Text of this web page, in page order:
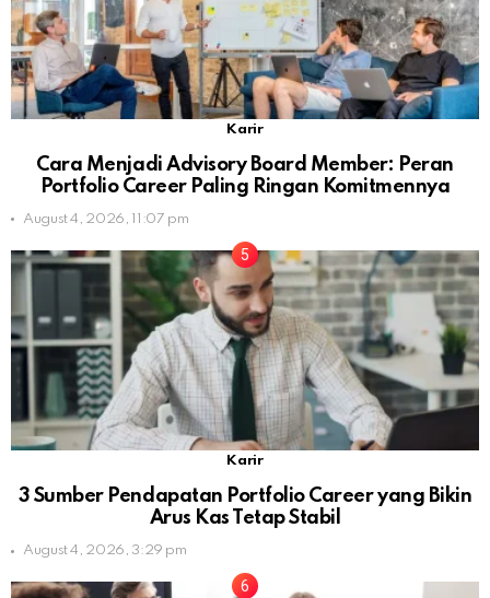
Karir
Cara Menjadi Advisory Board Member: Peran
Portfolio Career Paling Ringan Komitmennya
August 4, 2026, 11:07 pm
Karir
3 Sumber Pendapatan Portfolio Career yang Bikin
Arus Kas Tetap Stabil
August 4, 2026, 3:29 pm